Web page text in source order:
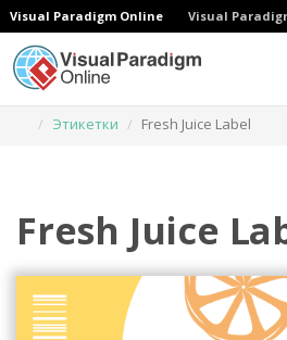
Visual Paradigm Online Visual
Этикетки
Fresh Juice Label
Fresh Juice